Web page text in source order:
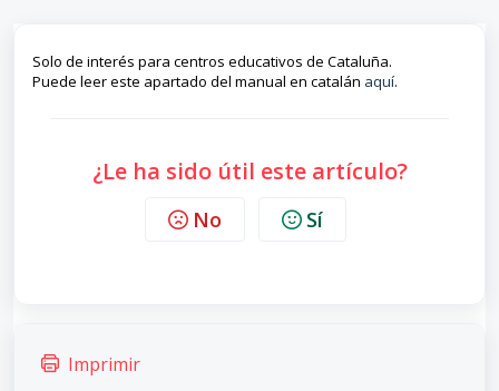
Solo de interés para centros educativos de Cataluña.
Puede leer este apartado del manual en catalán aquí.
¿Le ha sido útil este artículo?
No Sí
Imprimir